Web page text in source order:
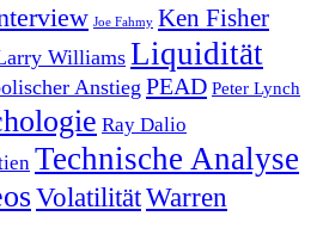
Joe Fahmy Ken Fisher
WilliamsLiquidität
Anstieg PEAD Peter Lynch
Ray Dalio
Technische Analyse
VolatilitätWarren